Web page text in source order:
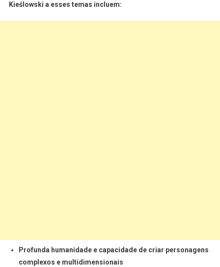
Kieślowski a esses temas incluem:
Profunda humanidade e capacidade de criar personagens
complexos e multidimensionais